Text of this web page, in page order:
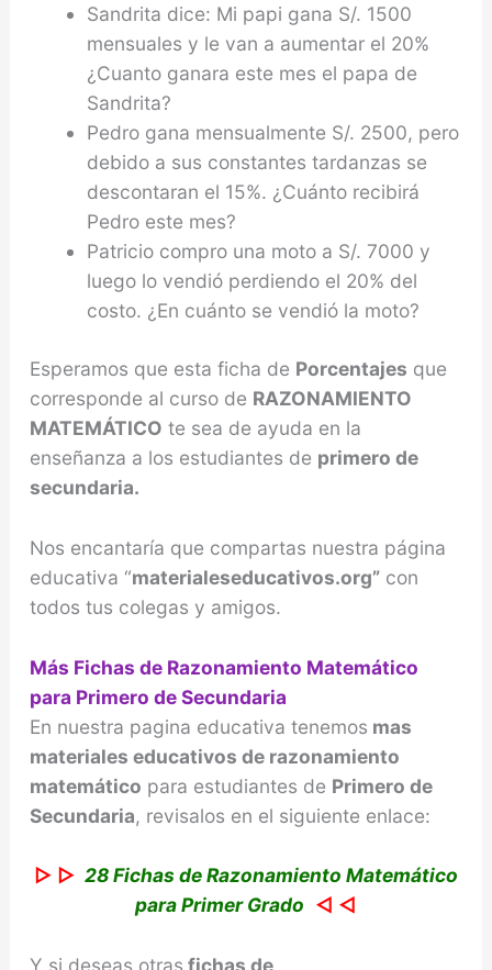
Sandrita dice: Mi papi gana S/. 1500
mensuales y le van a aumentar el 20%
¿Cuanto ganara este mes el papa de
Sandrita?
Pedro gana mensualmente S/. 2500, pero
debido a sus constantes tardanzas se
descontaran el 15%. ¿Cuánto recibirá
Pedro este mes?
Patricio compro una moto a S/. 7000 y
luego lo vendió perdiendo el 20% del
costo. ¿En cuánto se vendió la moto?
Esperamos que esta ficha de Porcentajes que
corresponde al curso de RAZONAMIENTO
MATEMÁTICO te sea de ayuda en la
enseñanza a los estudiantes de primero de
secundaria.
Nos encantaría que compartas nuestra página
educativa “materialeseducativos.org”con
todos tus colegas y amigos.
Más Fichas de Razonamiento Matemático
para Primero de Secundaria
En nuestra pagina educativa tenemos mas
materiales educativos de razonamiento
matemático para estudiantes de Primero de
Secundaria, revisalos en el siguiente enlace:
▷ ▷ 28 Fichas de Razonamiento Matemático
para Primer Grado ◁ ◁
Y si deseas otras fichas de